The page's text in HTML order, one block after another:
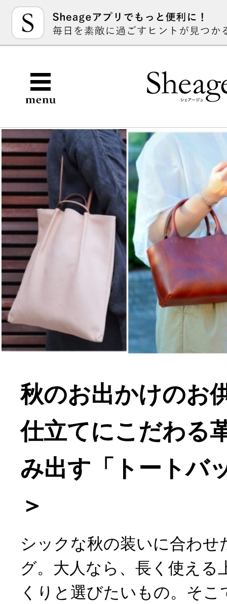
秋のお出かけのお
仕立てにこだわる
み出す「トートバ
＞
シックな秋の装いに合わせ
グ。大人なら、長く使える
くりと選びたいもの。そ